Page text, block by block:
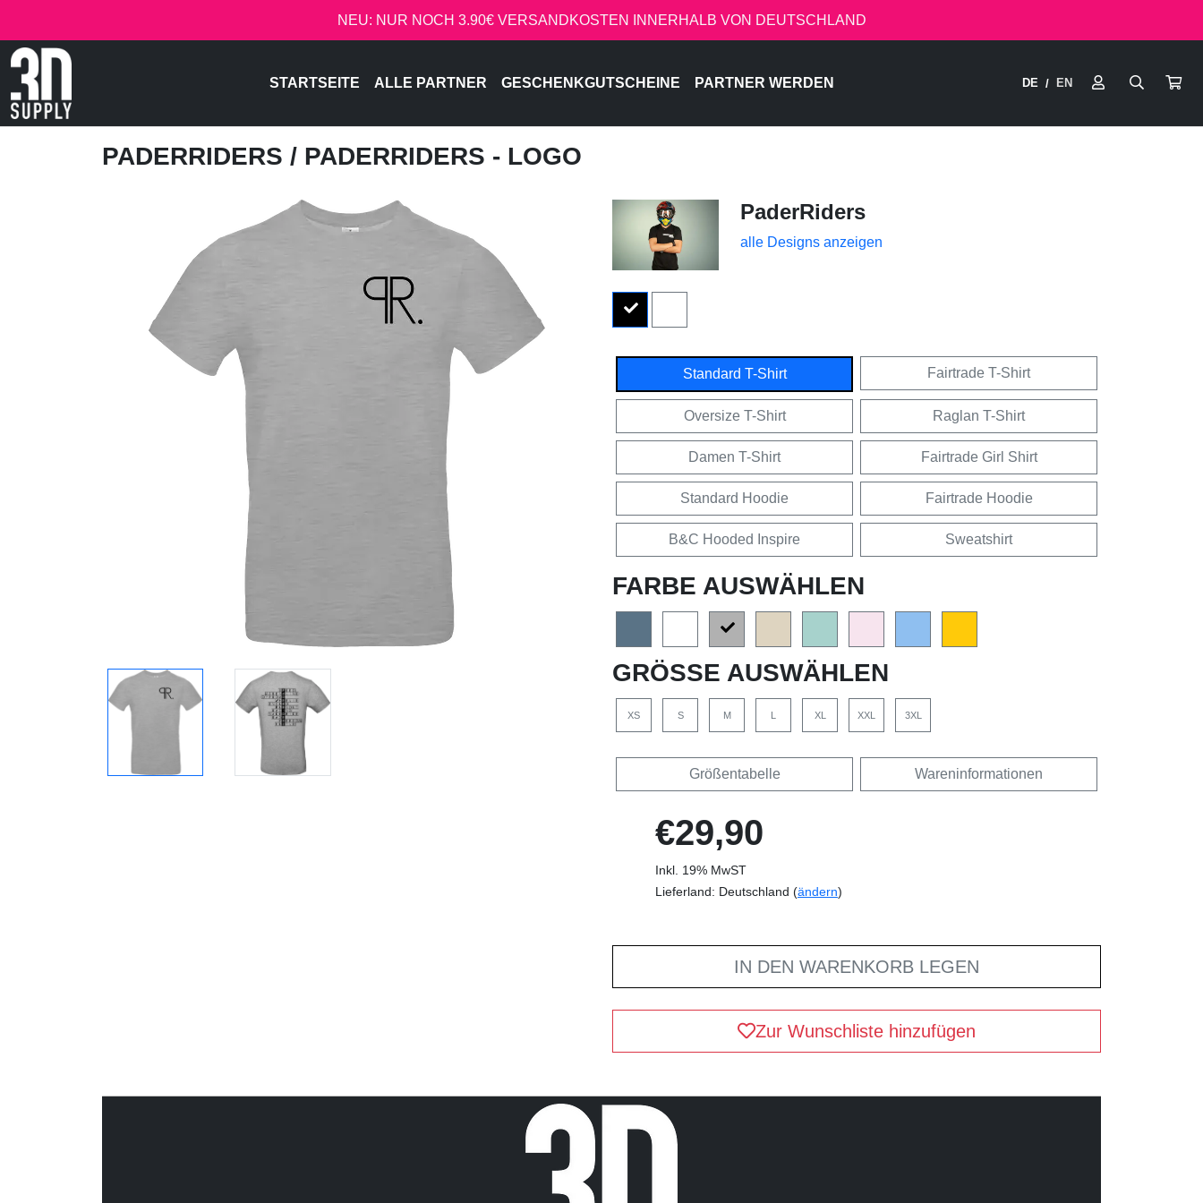
NEU: NUR NOCH 3.90€ VERSANDKOSTEN INNERHALB VON DEUTSCHLAND
STARTSEITE ALLE PARTNER GESCHENKGUTSCHEINE PARTNER WERDEN DE / EN
PADERRIDERS / PADERRIDERS - LOGO
PaderRiders
alle Designs anzeigen
Standard T-Shirt Fairtrade T-Shirt
Oversize T-Shirt Raglan T-Shirt
Damen T-Shirt Fairtrade Girl Shirt
Standard Hoodie Fairtrade Hoodie
B&C Hooded Inspire Sweatshirt
FARBE AUSWÄHLEN
GRÖSSE AUSWÄHLEN
XS S M L XL XXL 3XL
Größentabelle Wareninformationen
€29,90
Inkl. 19% MwST
Lieferland: Deutschland (ändern)
IN DEN WARENKORB LEGEN
Zur Wunschliste hinzufügen